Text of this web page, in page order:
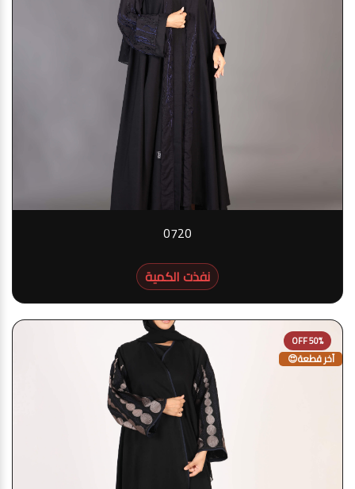
0720
نفذت الكمية
آخر قطعة😍
50% OFF